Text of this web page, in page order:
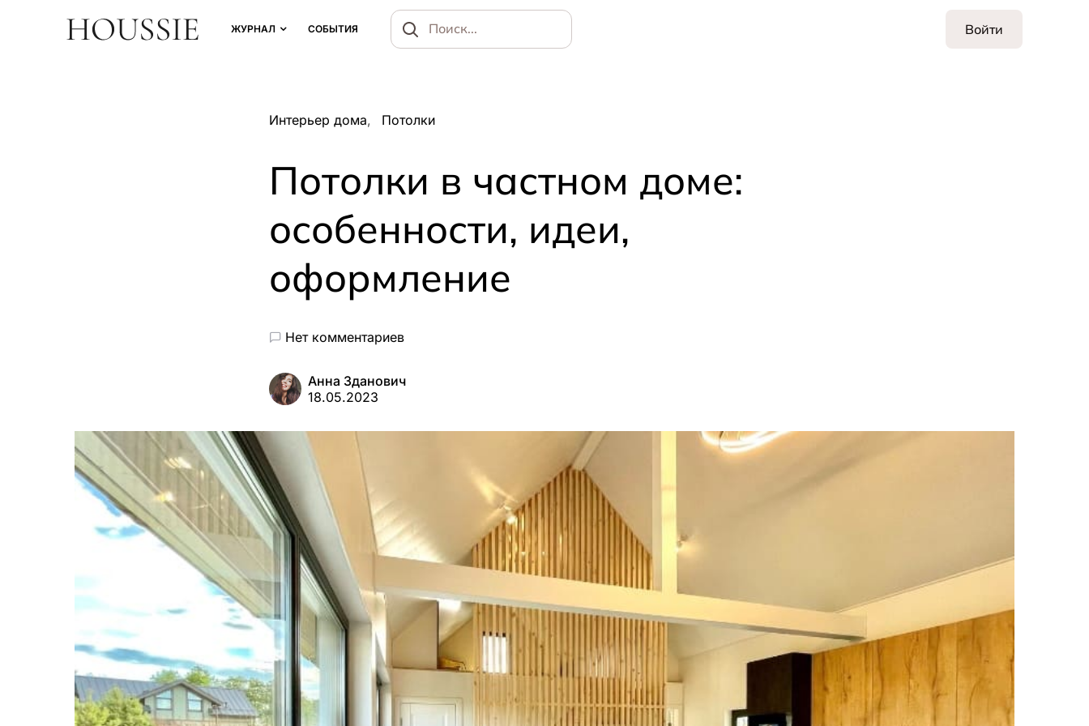
ЖУРНАЛ СОБЫТИЯ
Найти
Войти
Интерьер дома Потолки
Потолки в частном доме:
особенности, идеи,
оформление
Нет комментариев
Анна Зданович
18.05.2023